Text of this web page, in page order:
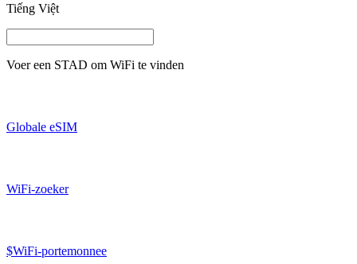
Tiếng Việt
Voer een STAD om WiFi te vinden
Globale eSIM
WiFi-zoeker
$WiFi-portemonnee